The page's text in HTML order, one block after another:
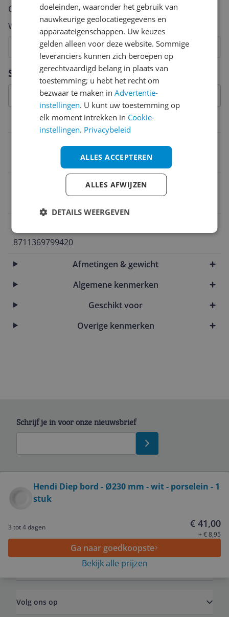
Specificaties
Verpakking
Aantal artikelen in verpakking
Verpakkingsinhoud
8711369799420
Afmetingen & gewicht
Algemene kenmerken
Geschikt voor
Overige kenmerken
Cijfer
Welk cijfer geef jij dit product?
9
8
7
6
5
4
3
2
Vraag 1 van 4
Hendi Diep bord - Ø230 mm - wit - porselein - 1
stuk
3 tot 4 dagen € 41,00
+ € 8,95
Ga naar goedkoopste
Bekijk alle prijzen
Schrijf je in voor onze nieuwsbrief
Service
Algemeen
Volg ons op
doeleinden, waaronder het gebruik van
nauwkeurige geolocatiegegevens en
apparaateigenschappen. Uw keuzes
gelden alleen voor deze website. Sommige
leveranciers kunnen zich beroepen op
gerechtvaardigd belang in plaats van
toestemming; u hebt het recht om
bezwaar te maken inAdvertentie-
instellingen. U kunt uw toestemming op
elk moment intrekken in Cookie-
instellingen. Privacybeleid
ALLES ACCEPTEREN
ALLES AFWIJZEN
DETAILS WEERGEVEN